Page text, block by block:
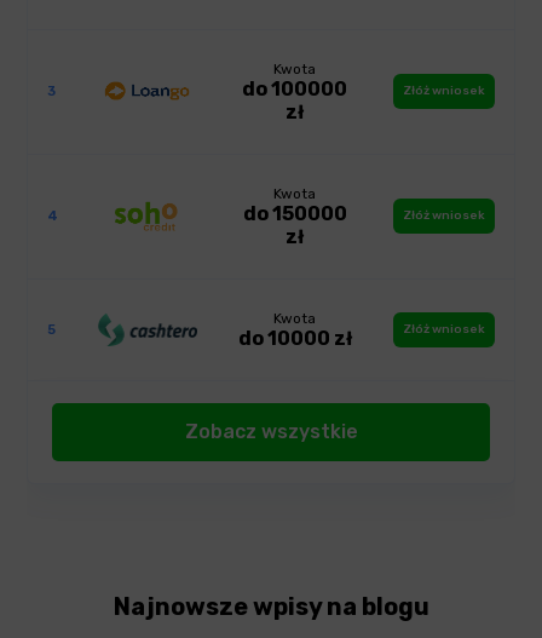
3
Kwota
do 100000
zł
Złóż wniosek
4
Kwota
do 150000
zł
Złóż wniosek
5
Kwota
do 10000 zł Złóż wniosek
Zobacz wszystkie
Najnowsze wpisy na blogu